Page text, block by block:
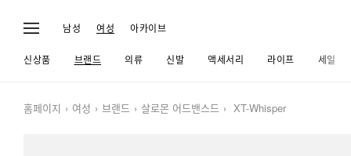
남성 여성 아카이브
신상품 브랜드 의류 신발 액세서리 라이프 세일
홈페이지 여성 브랜드 살로몬 어드밴스드 XT-Whisper